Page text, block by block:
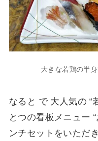
大きな若鶏の半
なると で 大人気の “
とつの看板メニュー
ンチセットをいただ